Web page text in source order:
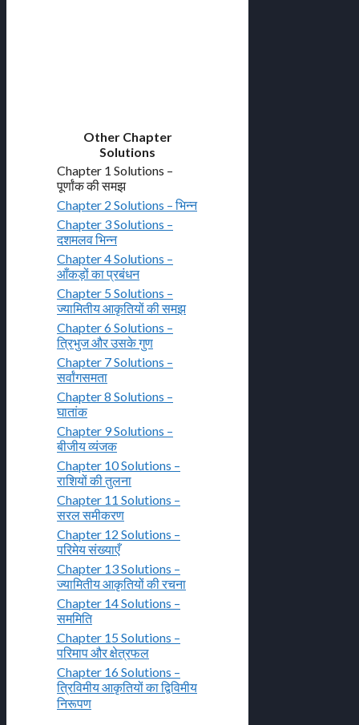
Other Chapter
Solutions
Chapter 1 Solutions –
पूर्णांक की समझ
Chapter 2 Solutions – भिन्न
Chapter 3 Solutions –
दशमलव भिन्न
Chapter 4 Solutions –
आँकड़ों का प्रबंधन
Chapter 5 Solutions –
ज्यामितीय आकृतियों की समझ
Chapter 6 Solutions –
त्रिभुज और उसके गुण
Chapter 7 Solutions –
सर्वांगसमता
Chapter 8 Solutions –
घातांक
Chapter 9 Solutions –
बीजीय व्यंजक
Chapter 10 Solutions –
राशियों की तुलना
Chapter 11 Solutions –
सरल समीकरण
Chapter 12 Solutions –
परिमेय संख्याएँ
Chapter 13 Solutions –
ज्यामितीय आकृतियों की रचना
Chapter 14 Solutions –
सममिति
Chapter 15 Solutions –
परिमाप और क्षेत्रफल
Chapter 16 Solutions –
त्रिविमीय आकृतियों का द्विविमीय
निरूपण